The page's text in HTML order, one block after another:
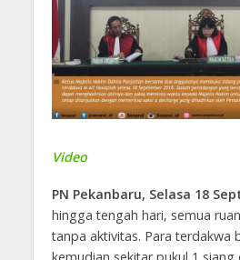
Video
PN Pekanbaru, Selasa 18
hingga tengah hari, semua
tanpa aktivitas. Para terdakwa